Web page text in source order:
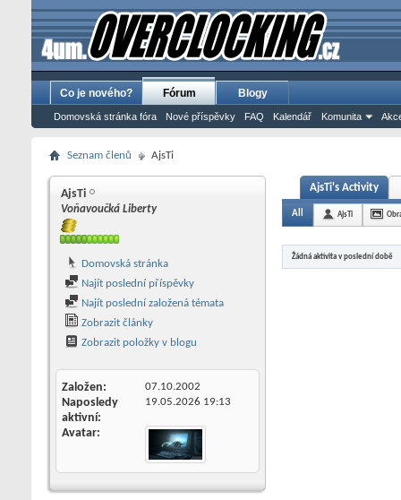
Co je nového? Fórum
Domovská stránka fóra Nové příspěvky FAQ Kalendář Komunita
Blogy
Seznam členů AjsTi
AjsTi
Voňavoučká Liberty
Domovská stránka
Najít poslední příspěvky
Najít poslední založená témata
Zobrazit články
Zobrazit položky v blogu
Založen 07.10.2002
Naposledy
aktivní
19.05.2026 19:13
Avatar
AjsTi's Activity
All AjsTi
Žádná aktivita v poslední době